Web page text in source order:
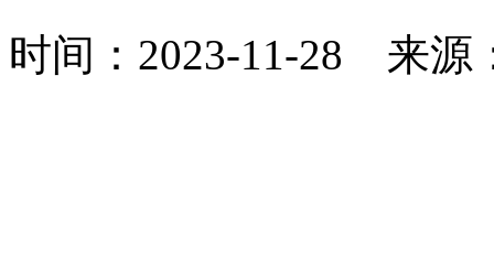
时间：2023-11-28 来